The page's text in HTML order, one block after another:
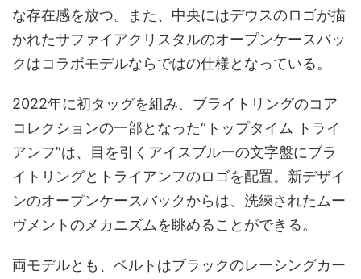
な存在感を放つ。また、中央にはデウスのロゴが描
かれたサファイアクリスタルのオープンケースバッ
クはコラボモデルならではの仕様となっている。
2022年に初タッグを組み、ブライトリングのコア
コレクションの一部となった“トップタイム トライ
アンフ”は、目を引くアイスブルーの文字盤にブラ
イトリングとトライアンフのロゴを配置。新デザイ
ンのオープンケースバックからは、洗練されたムー
ヴメントのメカニズムを眺めることができる。
両モデルとも、ベルトはブラックのレーシングカー